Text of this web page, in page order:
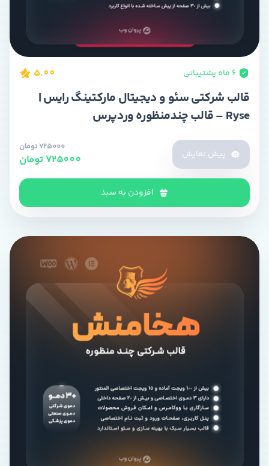
5.00
قالب شرکتی سئو و دیجیتال مارکتینگ رایس |
Ryse – قالب چندمنظوره وردپرس
پیش نمایش
725000 تومان
725000 تومان
افزودن به سبد